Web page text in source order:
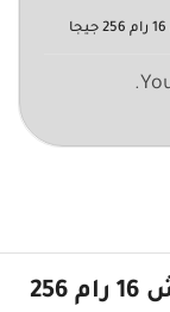
15.3 إنش 16 رام 256